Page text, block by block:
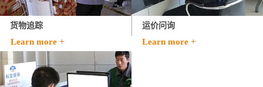
货物追踪
Learn more +
运价问询
Learn more +